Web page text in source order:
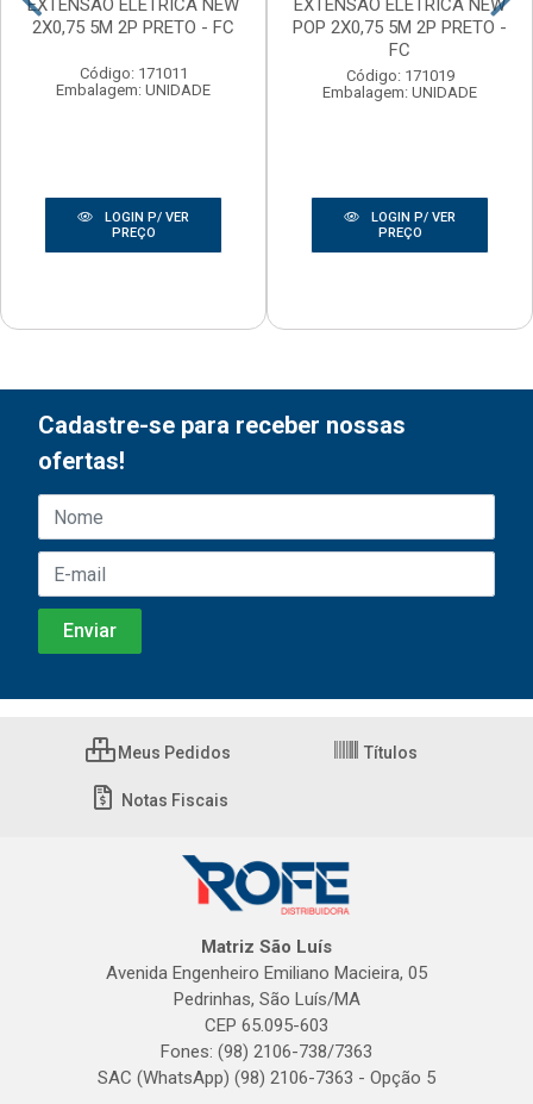
EXTENSAO ELETRICA NEW
2X0,75 5M 2P PRETO - FC
Código: 171011
Embalagem: UNIDADE
LOGIN P/ VER
PREÇO
EXTENSAO ELETRICA NEW
POP 2X0,75 5M 2P PRETO -
FC
Código: 171019
Embalagem: UNIDADE
LOGIN P/ VER
PREÇO
Cadastre-se para receber nossas
ofertas!
Meus Pedidos Títulos
Notas Fiscais
Matriz São Luís
Avenida Engenheiro Emiliano Macieira, 05
Pedrinhas, São Luís/MA
CEP 65.095-603
Fones: (98) 2106-738/7363
SAC (WhatsApp) (98) 2106-7363 - Opção 5